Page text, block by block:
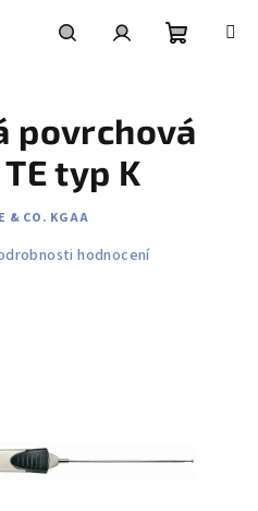
košík
povrchová
typ K
& CO. KGAA
hodnocení